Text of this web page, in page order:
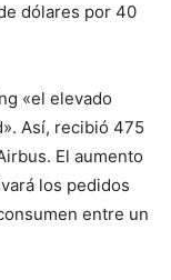
dólares por 40
«el elevado
Así, recibió 475
El aumento
los pedidos
entre un